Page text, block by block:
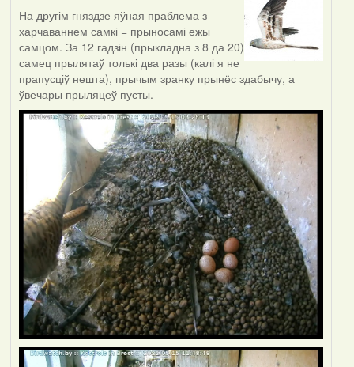
На другім гняздзе яўная праблема з
харчаваннем самкі = прыносамі ежы
самцом. За 12 гадзін (прыкладна з 8 да 20)
самец прылятаў толькі два разы (калі я не
прапусціў нешта), прычым зранку прынёс здабычу, а
ўвечары прыляцеў пусты.